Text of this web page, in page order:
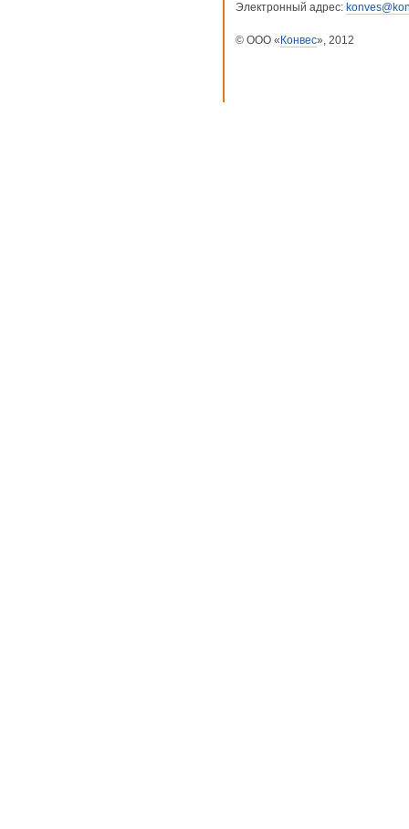
Электронный адрес:
© ООО « Конвес», 2012